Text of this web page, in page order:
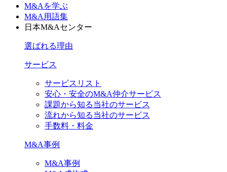
M&Aを学ぶ
M&A用語集
日本M&Aセンター
選ばれる理由
サービス
サービスリスト
安心・安全のM&A仲介サービス
課題から知る当社のサービス
流れから知る当社のサービス
手数料・料金
M&A事例
M&A事例